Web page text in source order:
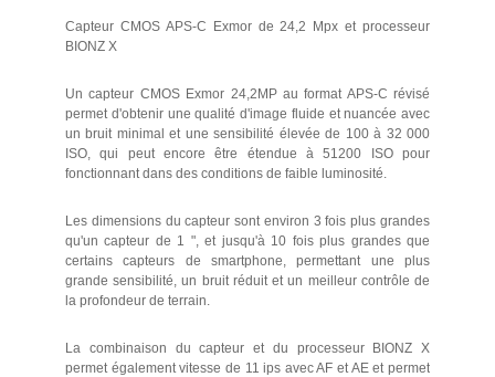
Capteur CMOS APS-C Exmor de 24,2 Mpx et processeur
BIONZ X
Un capteur CMOS Exmor 24,2MP au format APS-C révisé
permet d'obtenir une qualité d'image fluide et nuancée avec
un bruit minimal et une sensibilité élevée de 100 à 32 000
ISO, qui peut encore être étendue à 51200 ISO pour
fonctionnant dans des conditions de faible luminosité.
Les dimensions du capteur sont environ 3 fois plus grandes
qu'un capteur de 1 ", et jusqu'à 10 fois plus grandes que
certains capteurs de smartphone, permettant une plus
grande sensibilité, un bruit réduit et un meilleur contrôle de
la profondeur de terrain.
La combinaison du capteur et du processeur BIONZ X
permet également vitesse de 11 ips avec AF et AE et permet